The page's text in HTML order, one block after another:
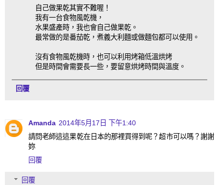
自己做果乾其實不難喔！
我有一台食物風乾機，
水果盛產時，我也會自己做果乾。
最常做的是番茄乾，煮義大利麵或做麵包都可以使用。
沒有食物風乾機時，也可以利用烤箱低溫烘烤
但是時間會需要長一些，要留意烘烤時間與溫度。
回覆
Amanda 2014年5月17日 下午1:40
請問老師這這果乾在日本的那裡買得到呢？超市可以嗎？謝謝
妳
回覆
回覆